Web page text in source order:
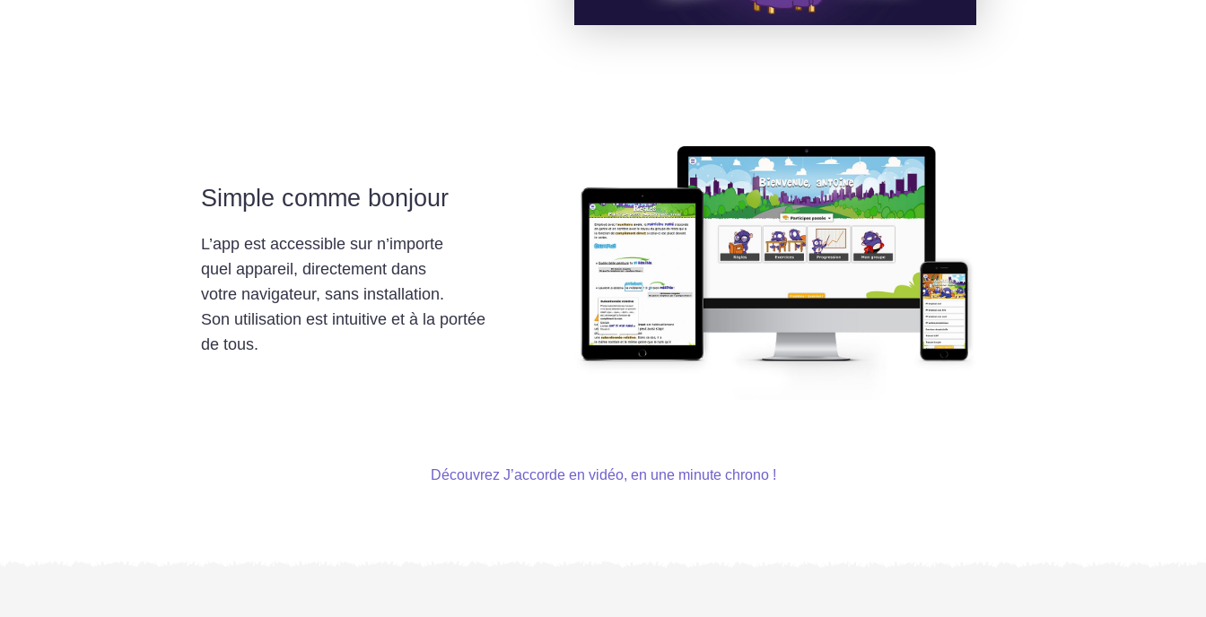
Simple comme bonjour
L’app est accessible sur n’importe
quel appareil, directement dans
votre navigateur, sans installation.
Son utilisation est intuitive et à la portée
de tous.
Découvrez J’accorde en vidéo, en une minute chrono !